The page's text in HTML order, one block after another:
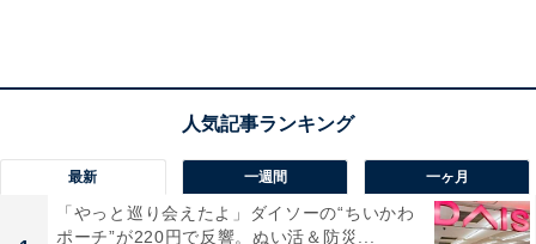
最新 一週間 一ヶ月
「やっと巡り会えたよ」ダイソーの“ちいかわ
ポーチ”が220円で反響。ぬい活＆防災...